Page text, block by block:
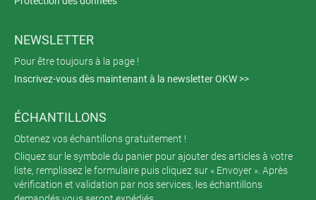
NEWSLETTER
Pour être toujours à la page !
Inscrivez-vous dès maintenant à la newsletter OKW >>
ÉCHANTILLONS
Obtenez vos échantillons gratuitement !
Cliquez sur le symbole du panier pour ajouter des articles à votre
liste, remplissez le formulaire puis cliquez sur « Envoyer ». Après
vérification et validation par nos services, les échantillons